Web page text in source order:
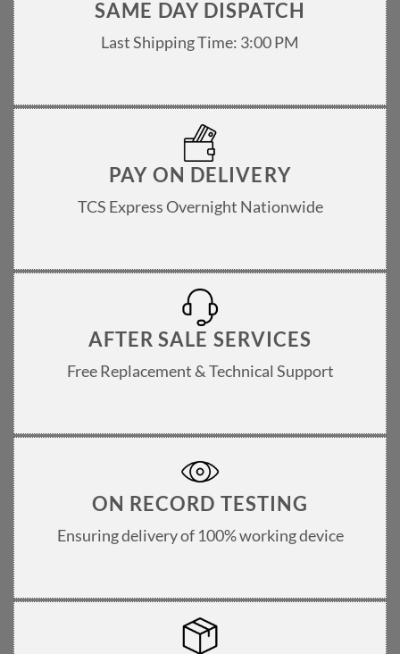
SAME DAY DISPATCH
Last Shipping Time: 3:00 PM
PAY ON DELIVERY
TCS Express Overnight Nationwide
AFTER SALE SERVICES
Free Replacement & Technical Support
ON RECORD TESTING
Ensuring delivery of 100% working device